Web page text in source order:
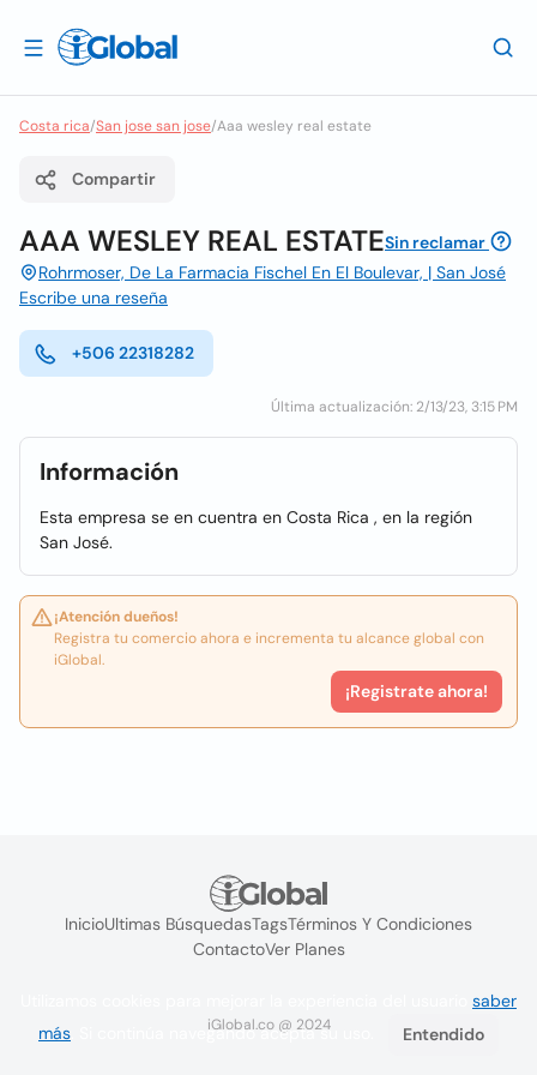
Costa rica/San jose san jose/Aaa wesley real estate
Compartir
AAA WESLEY REAL ESTATESin reclamar
Rohrmoser, De La Farmacia Fischel En El Boulevar, | San José
Escribe una reseña
+506 22318282
Última actualización: 2/13/23, 3:15 PM
Información
Esta empresa se en cuentra en Costa Rica , en la región
San José.
¡Atención dueños!
Registra tu comercio ahora e incrementa tu alcance global con
iGlobal.
¡Registrate ahora!
InicioUltimas BúsquedasTagsTérminos Y Condiciones
ContactoVer Planes
iGlobal.co @ 2024
saber
más . Si continúa navegando acepta su uso. Entendido